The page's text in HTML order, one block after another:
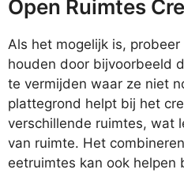
Open Ruimtes
Als het mogelijk is,
houden door bijvoorbeeld
te vermijden waar ze niet
plattegrond helpt bij het
verschillende ruimtes, wat
van ruimte. Het
eetruimtes kan ook helpen